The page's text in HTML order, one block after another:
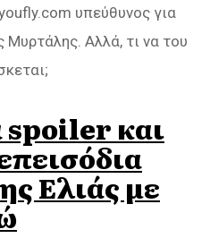
υπεύθυνος για
Μυρτάλης. Αλλά, τι να του
spoiler και
Ελιάς με